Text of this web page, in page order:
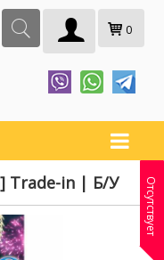
0
Trade-in | Б/У Отсутствует